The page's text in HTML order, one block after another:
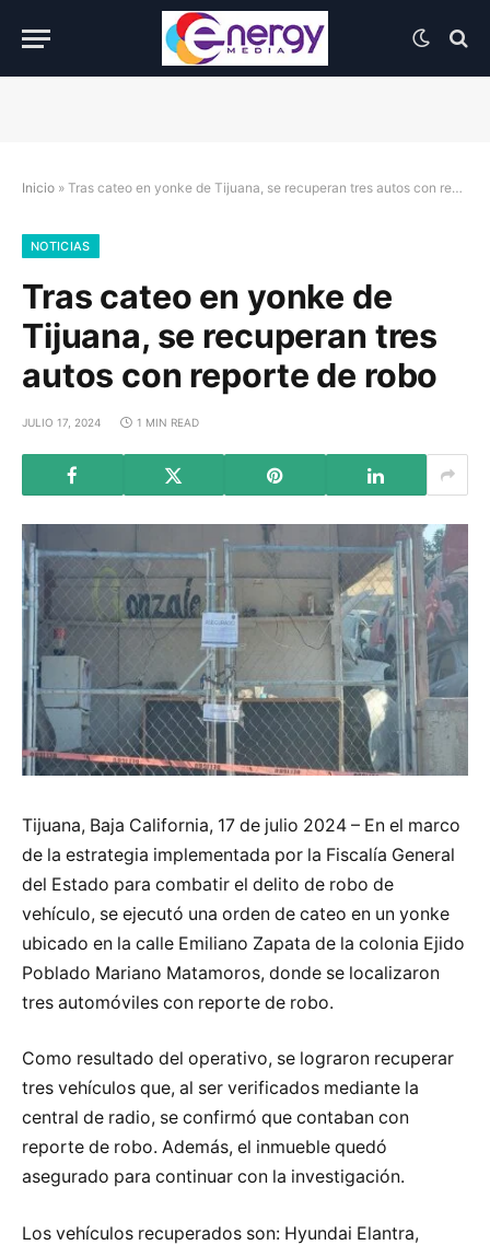
Inicio » Tras cateo en yonke de Tijuana, se recuperan tres autos con reporte de robo
NOTICIAS
Tras cateo en yonke de
Tijuana, se recuperan tres
autos con reporte de robo
JULIO 17, 2024 1 MIN READ
Tijuana, Baja California, 17 de julio 2024 – En el marco
de la estrategia implementada por la Fiscalía General
del Estado para combatir el delito de robo de
vehículo, se ejecutó una orden de cateo en un yonke
ubicado en la calle Emiliano Zapata de la colonia Ejido
Poblado Mariano Matamoros, donde se localizaron
tres automóviles con reporte de robo.
Como resultado del operativo, se lograron recuperar
tres vehículos que, al ser verificados mediante la
central de radio, se confirmó que contaban con
reporte de robo. Además, el inmueble quedó
asegurado para continuar con la investigación.
Los vehículos recuperados son: Hyundai Elantra,